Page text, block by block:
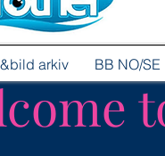
arkiv BB NO/SE